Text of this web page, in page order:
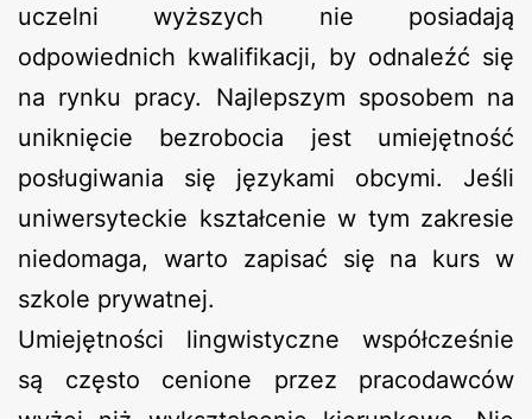
uczelni wyższych nie posiadają
odpowiednich kwalifikacji, by odnaleźć się
na rynku pracy. Najlepszym sposobem na
uniknięcie bezrobocia jest umiejętność
posługiwania się językami obcymi. Jeśli
uniwersyteckie kształcenie w tym zakresie
niedomaga, warto zapisać się na kurs w
szkole prywatnej.
Umiejętności lingwistyczne współcześnie
są często cenione przez pracodawców